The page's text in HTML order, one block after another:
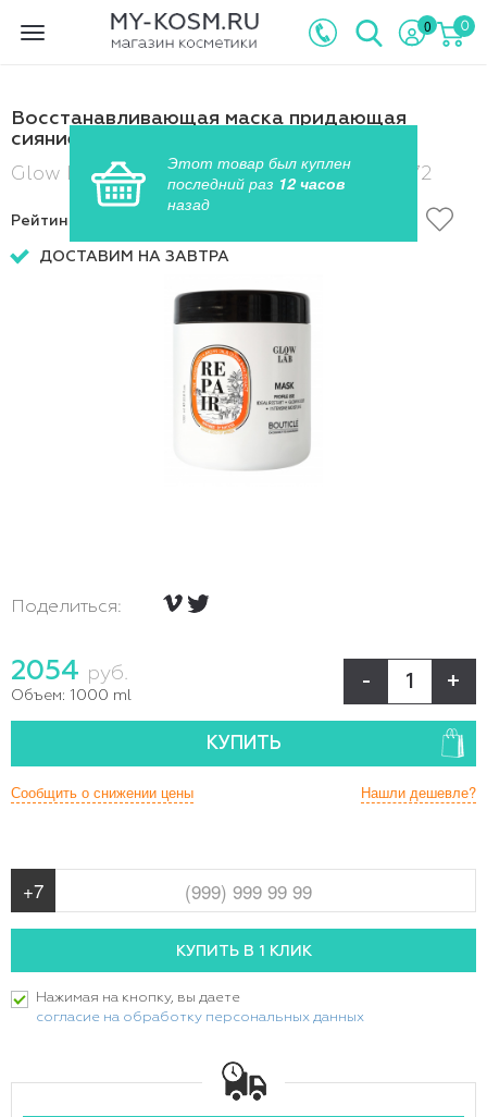
Toggle
0 0
Восстанавливающая маска придающая
сияние - Bouticle Glow Lab Repair Mask
Glow Lab Repair Mask , Артикул: ART32672
Рейтинг
ДОСТАВИМ НА ЗАВТРА
Поделиться:
2054 руб.
Объем: 1000 ml
- +
КУПИТЬ
Нашли дешевле?
Сообщить о снижении цены
Нажимая на кнопку, вы даете
согласие на обработку персональных данных
Этот товар был куплен
последний раз 12 часов
назад